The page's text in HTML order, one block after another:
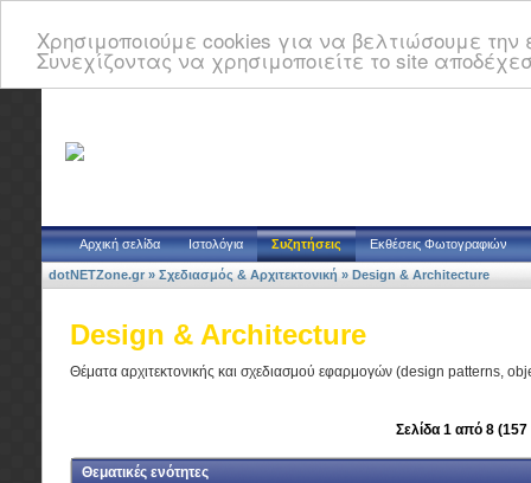
Χρησιμοποιούμε cookies για να βελτιώσουμε
Συνεχίζοντας να χρησιμοποιείτε το site
Αρχική σελίδα Ιστολόγια Συζητήσεις Εκθέσεις Φωτογραφιών
dotNETZone.gr » Σχεδιασμός & Αρχιτεκτονική » Design & Architecture
Design & Architecture
Θέματα αρχιτεκτονικής και σχεδιασμού εφαρμογών (design patterns,
Σελίδα 1 από 8
Θεματικές ενότητες